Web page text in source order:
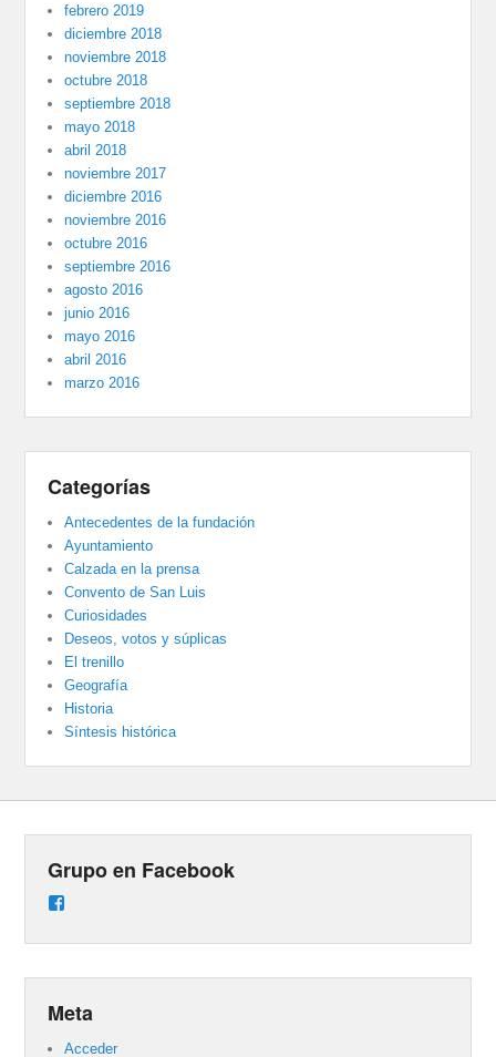
febrero 2019
diciembre 2018
noviembre 2018
octubre 2018
septiembre 2018
mayo 2018
abril 2018
noviembre 2017
diciembre 2016
noviembre 2016
octubre 2016
septiembre 2016
agosto 2016
junio 2016
mayo 2016
abril 2016
marzo 2016
Categorías
Antecedentes de la fundación
Ayuntamiento
Calzada en la prensa
Convento de San Luis
Curiosidades
Deseos, votos y súplicas
El trenillo
Geografía
Historia
Síntesis histórica
Grupo en Facebook
Meta
Acceder